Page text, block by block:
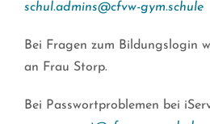
schul.admins@cfvw-gym.schule
Bei Fragen zum Bildungslogin
an Frau Storp.
Bei Passwortproblemen bei